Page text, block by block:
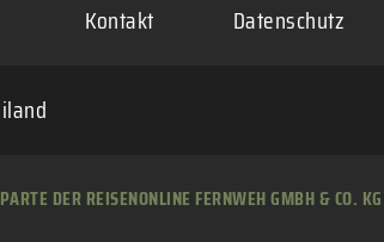
Kontakt Datenschutz
DER REISENONLINE FERNWEH GMBH & CO. KG